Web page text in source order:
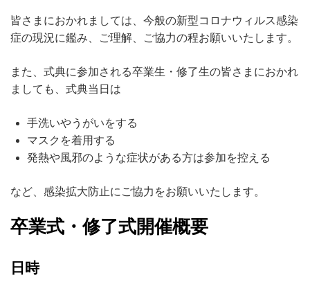
皆さまにおかれましては、今般の新型コロナウィルス感染
症の現況に鑑み、ご理解、ご協力の程お願いいたします。
また、式典に参加される卒業生・修了生の皆さまにおかれ
ましても、式典当日は
手洗いやうがいをする
マスクを着用する
発熱や風邪のような症状がある方は参加を控える
など、感染拡大防止にご協力をお願いいたします。
卒業式・修了式開催概要
日時